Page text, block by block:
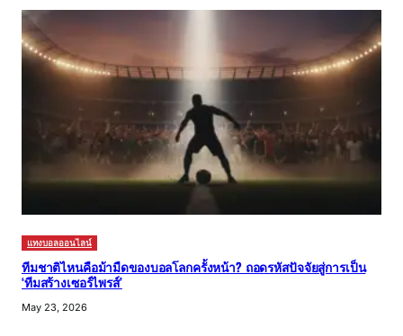
แทงบอลออนไลน์
ทีมชาติไหนคือม้ามืดของบอลโลกครั้งหน้า? ถอดรหัสปัจจัยสู่การเป็น
‘ทีมสร้างเซอร์ไพรส์’
May 23, 2026